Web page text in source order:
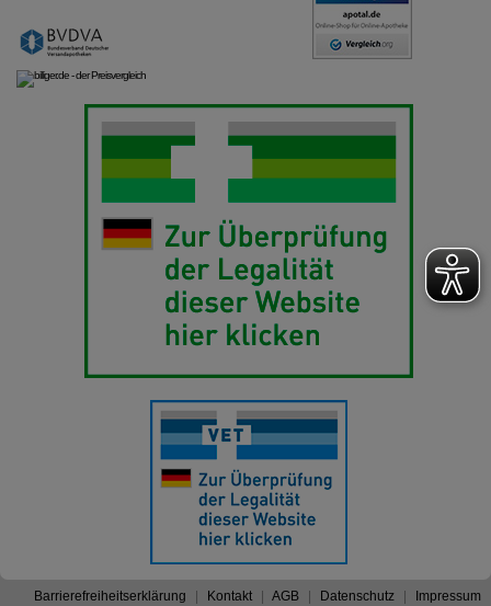
Barrierefreiheitserklärung Kontakt AGB Datenschutz Impressum